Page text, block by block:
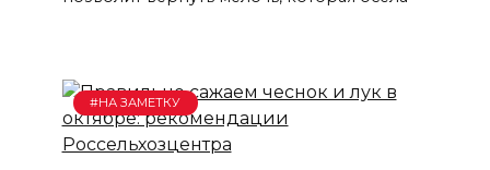
#НА ЗАМЕТКУ